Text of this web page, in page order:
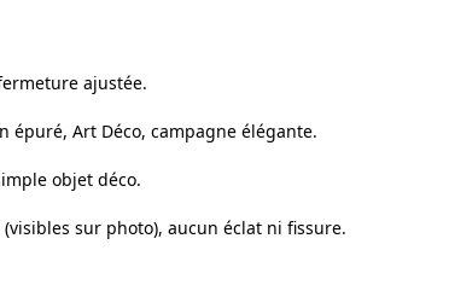
ajustée.
épuré, Art Déco, campagne élégante.
objet déco.
(visibles sur photo), aucun éclat ni fissure.